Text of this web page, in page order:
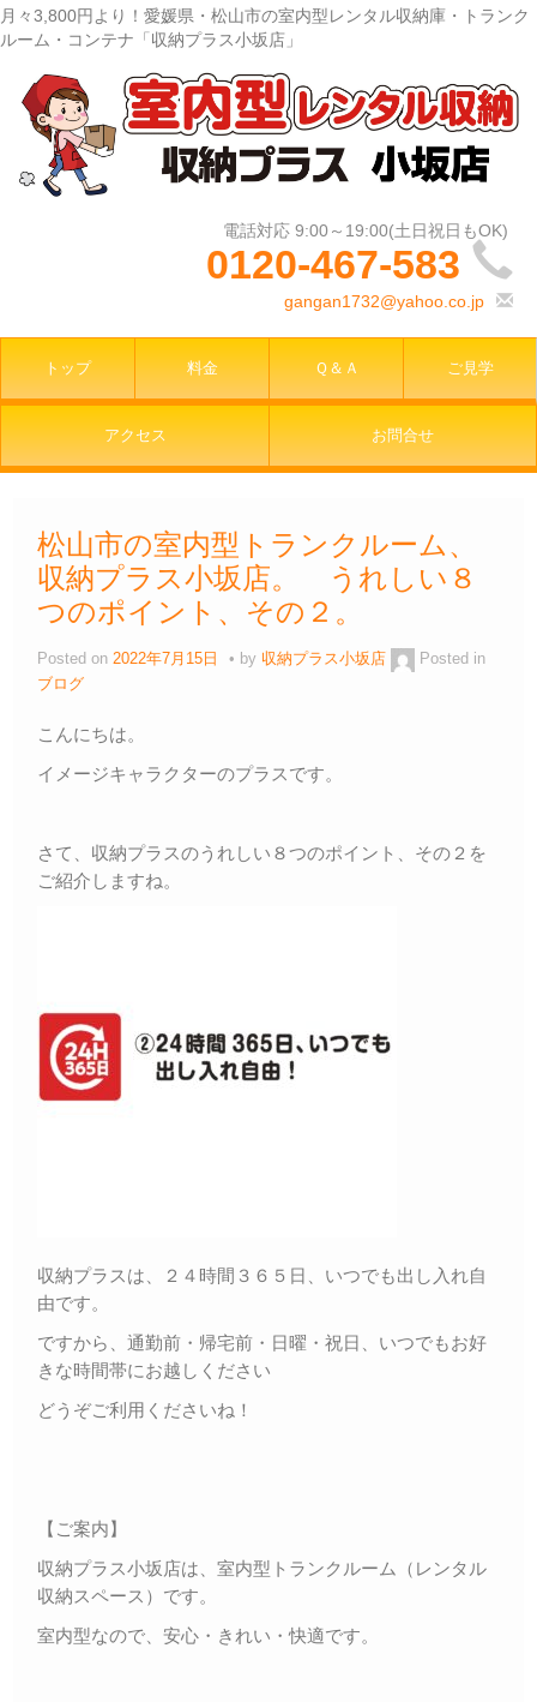
月々3,800円より！愛媛県・松山市の室内型レンタル収納庫・トランク
ルーム・コンテナ「収納プラス小坂店」
0120-467-583
gangan1732@yahoo.co.jp
トップ 料金 Ｑ＆Ａ ご見学
アクセス お問合せ
松山市の室内型トランクルーム、
収納プラス小坂店。 うれしい８
つのポイント、その２。
Posted on 2022年7月15日 by 収納プラス小坂店
Posted in
ブログ
こんにちは。
イメージキャラクターのプラスです。
さて、収納プラスのうれしい８つのポイント、その２を
ご紹介しますね。
収納プラスは、２４時間３６５日、いつでも出し入れ自
由です。
ですから、通勤前・帰宅前・日曜・祝日、いつでもお好
きな時間帯にお越しください
どうぞご利用くださいね！
【ご案内】
収納プラス小坂店は、室内型トランクルーム（レンタル
収納スペース）です。
室内型なので、安心・きれい・快適です。